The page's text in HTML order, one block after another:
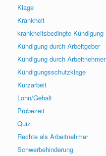
Klage
Krankheit
krankheitsbedingte Kündigung
Kündigung durch Arbeitgeber
Kündigung durch Arbeitnehmer
Kündigungsschutzklage
Kurzarbeit
Lohn/Gehalt
Probezeit
Quiz
Rechte als Arbeitnehmer
Schwerbehinderung